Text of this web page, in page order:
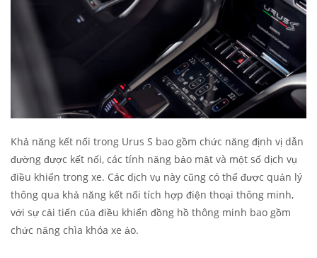
Khả năng kết nối trong Urus S bao gồm chức năng định vị dẫn
đường được kết nối, các tính năng bảo mật và một số dịch vụ
điều khiển trong xe. Các dịch vụ này cũng có thể được quản lý
thông qua khả năng kết nối tích hợp điện thoại thông minh,
với sự cải tiến của điều khiển đồng hồ thông minh bao gồm
chức năng chìa khóa xe ảo.